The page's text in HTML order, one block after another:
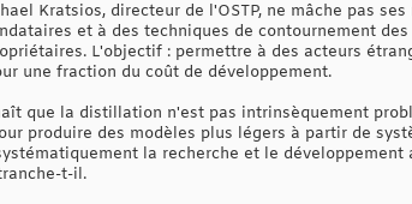
Kratsios, directeur de l'OSTP, ne mâche pas
et à des techniques de contournement
L'objectif : permettre à des acteurs
une fraction du coût de développement.
que la distillation n'est pas intrinsèquement
produire des modèles plus légers à partir de
la recherche et le
t-il.